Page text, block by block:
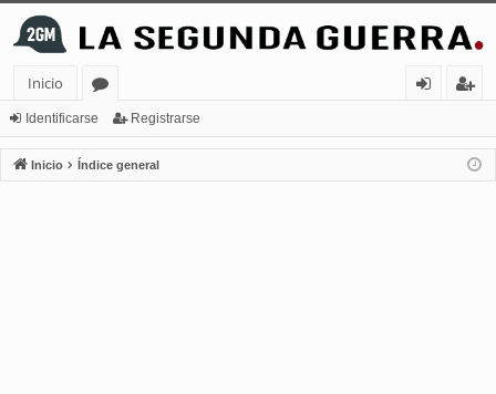
Inicio
or
os
nt
ifi
ist
ra
Identificarse Registrarse
Inicio Índice general